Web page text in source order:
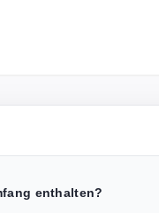
enthalten?